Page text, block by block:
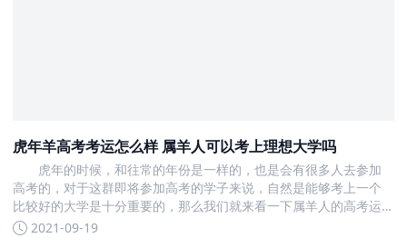
虎年羊高考考运怎么样 属羊人可以考上理想大学吗
虎年的时候，和往常的年份是一样的，也是会有很多人去参加
高考的，对于这群即将参加高考的学子来说，自然是能够考上一个
比较好的大学是十分重要的，那么我们就来看一下属羊人的高考运
势好吗2021-09-19